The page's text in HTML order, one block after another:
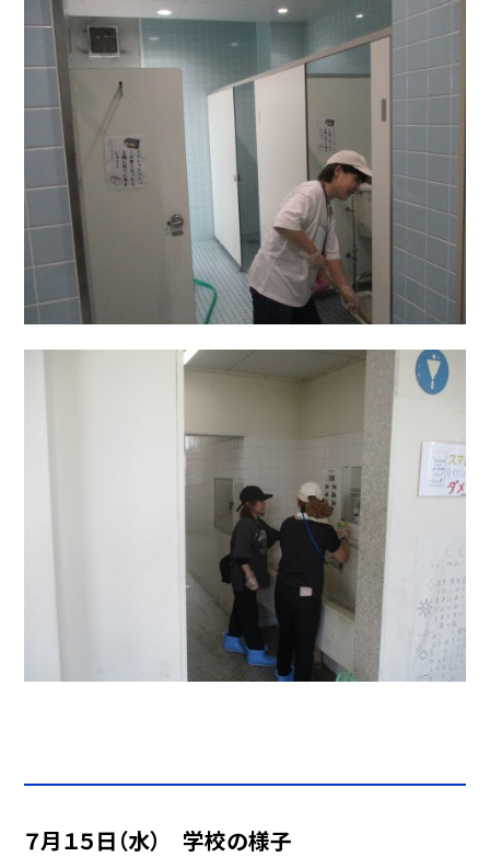
７月１５日（水） 学校の様子